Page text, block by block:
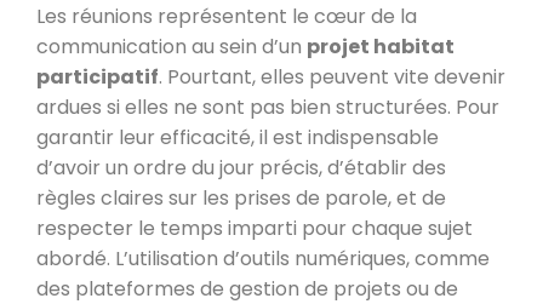
Les réunions représentent le cœur de la
communication au sein d’un projet habitat
participatif. Pourtant, elles peuvent vite devenir
ardues si elles ne sont pas bien structurées. Pour
garantir leur efficacité, il est indispensable
d’avoir un ordre du jour précis, d’établir des
règles claires sur les prises de parole, et de
respecter le temps imparti pour chaque sujet
abordé. L’utilisation d’outils numériques, comme
des plateformes de gestion de projets ou de